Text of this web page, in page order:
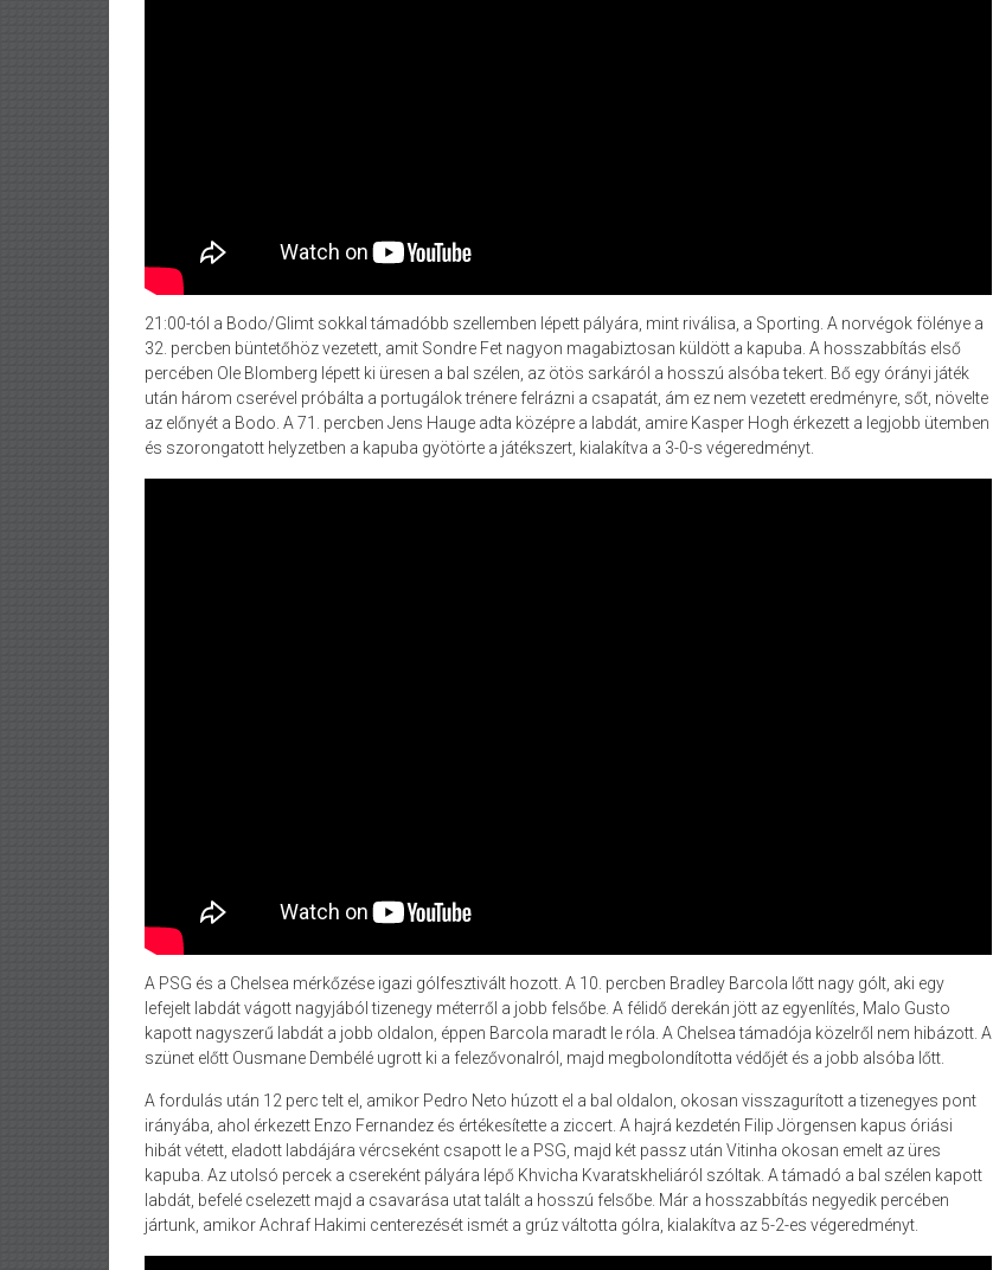
21:00-tól a Bodo/Glimt sokkal támadóbb szellemben lépett pályára, mint riválisa, a Sporting. A norvégok fölénye a
32. percben büntetőhöz vezetett, amit Sondre Fet nagyon magabiztosan küldött a kapuba. A hosszabbítás első
percében Ole Blomberg lépett ki üresen a bal szélen, az ötös sarkáról a hosszú alsóba tekert. Bő egy órányi játék
után három cserével próbálta a portugálok trénere felrázni a csapatát, ám ez nem vezetett eredményre, sőt, növelte
az előnyét a Bodo. A 71. percben Jens Hauge adta középre a labdát, amire Kasper Hogh érkezett a legjobb ütemben
és szorongatott helyzetben a kapuba gyötörte a játékszert, kialakítva a 3-0-s végeredményt.
A PSG és a Chelsea mérkőzése igazi gólfesztivált hozott. A 10. percben Bradley Barcola lőtt nagy gólt, aki egy
lefejelt labdát vágott nagyjából tizenegy méterről a jobb felsőbe. A félidő derekán jött az egyenlítés, Malo Gusto
kapott nagyszerű labdát a jobb oldalon, éppen Barcola maradt le róla. A Chelsea támadója közelről nem hibázott. A
szünet előtt Ousmane Dembélé ugrott ki a felezővonalról, majd megbolondította védőjét és a jobb alsóba lőtt.
A fordulás után 12 perc telt el, amikor Pedro Neto húzott el a bal oldalon, okosan visszagurított a tizenegyes pont
irányába, ahol érkezett Enzo Fernandez és értékesítette a ziccert. A hajrá kezdetén Filip Jörgensen kapus óriási
hibát vétett, eladott labdájára vércseként csapott le a PSG, majd két passz után Vitinha okosan emelt az üres
kapuba. Az utolsó percek a csereként pályára lépő Khvicha Kvaratskheliáról szóltak. A támadó a bal szélen kapott
labdát, befelé cselezett majd a csavarása utat talált a hosszú felsőbe. Már a hosszabbítás negyedik percében
jártunk, amikor Achraf Hakimi centerezését ismét a grúz váltotta gólra, kialakítva az 5-2-es végeredményt.